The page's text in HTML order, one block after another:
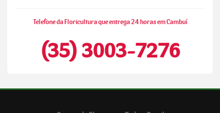
Telefone da Floricultura que entrega 24 horas em Cambuí
(35) 3003-7276